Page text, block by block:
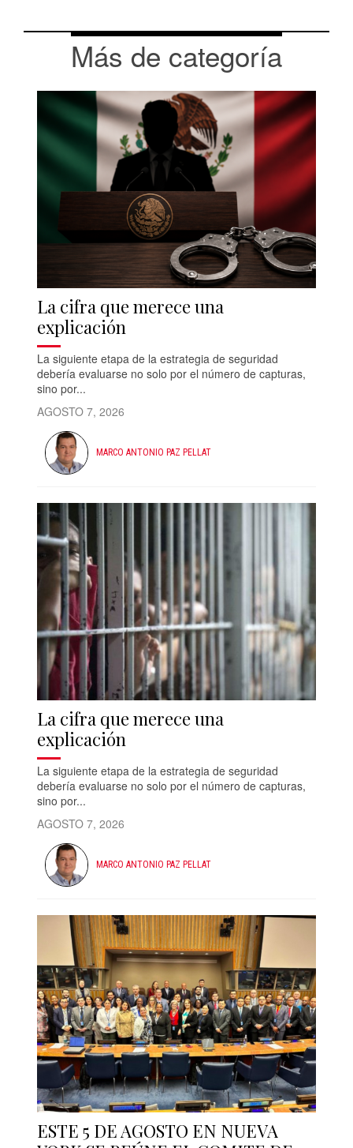
Más de categoría
La cifra que merece una
explicación
La siguiente etapa de la estrategia de seguridad
debería evaluarse no solo por el número de capturas,
sino por...
AGOSTO 7, 2026
MARCO ANTONIO PAZ PELLAT
La cifra que merece una
explicación
La siguiente etapa de la estrategia de seguridad
debería evaluarse no solo por el número de capturas,
sino por...
AGOSTO 7, 2026
MARCO ANTONIO PAZ PELLAT
ESTE 5 DE AGOSTO EN NUEVA